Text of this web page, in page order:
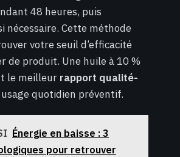
48 heures, puis
nécessaire. Cette méthode
votre seuil d’efficacité
de produit. Une huile à 10 %
le meilleur rapport qualité-
quotidien préventif.
Énergie en baisse : 3
pour retrouver